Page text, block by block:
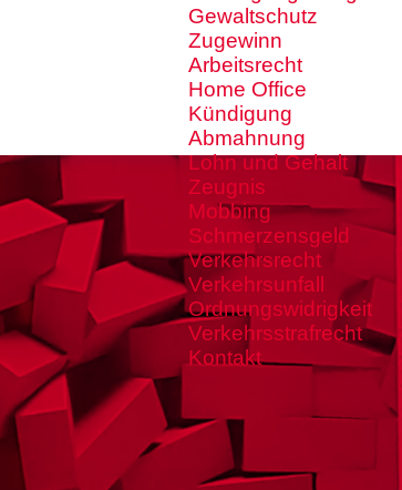
Gewaltschutz
Zugewinn
Arbeitsrecht
Home Office
Kündigung
Abmahnung
Lohn und Gehalt
Zeugnis
Mobbing
Schmerzensgeld
Verkehrsrecht
Verkehrsunfall
Ordnungswidrigkeit
Verkehrsstrafrecht
Kontakt